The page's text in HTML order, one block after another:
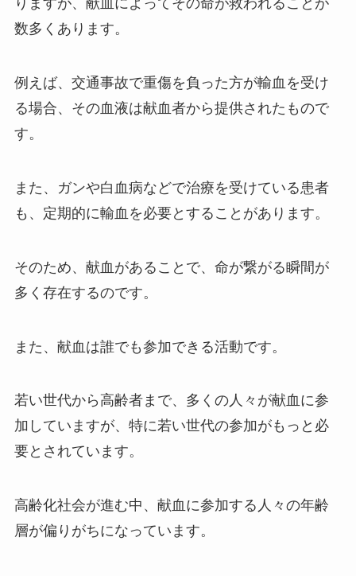
りますが、献血によってその命が救われることが
数多くあります。
例えば、交通事故で重傷を負った方が輸血を受け
る場合、その血液は献血者から提供されたもので
す。
また、ガンや白血病などで治療を受けている患者
も、定期的に輸血を必要とすることがあります。
そのため、献血があることで、命が繋がる瞬間が
多く存在するのです。
また、献血は誰でも参加できる活動です。
若い世代から高齢者まで、多くの人々が献血に参
加していますが、特に若い世代の参加がもっと必
要とされています。
高齢化社会が進む中、献血に参加する人々の年齢
層が偏りがちになっています。